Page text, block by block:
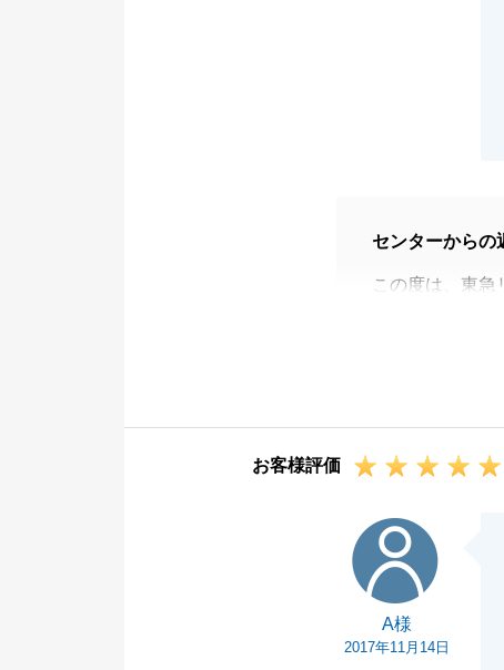
センターからの
この度は、東
１歳のお子様
この度は、本当
お客様評価
A様
2017年11月14日